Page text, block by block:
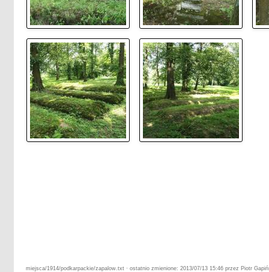
miejsca/1914/podkarpackie/zapalow.txt · ostatnio zmienione: 2013/07/13 15:46 przez Piotr